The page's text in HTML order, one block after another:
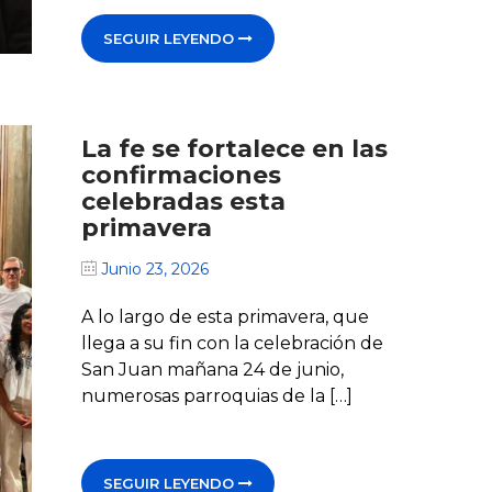
SEGUIR LEYENDO
La fe se fortalece en las
confirmaciones
celebradas esta
primavera
Junio 23, 2026
A lo largo de esta primavera, que
llega a su fin con la celebración de
San Juan mañana 24 de junio,
numerosas parroquias de la […]
SEGUIR LEYENDO